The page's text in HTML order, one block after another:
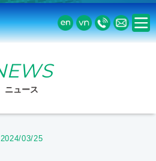
ニュース
2024/03/25